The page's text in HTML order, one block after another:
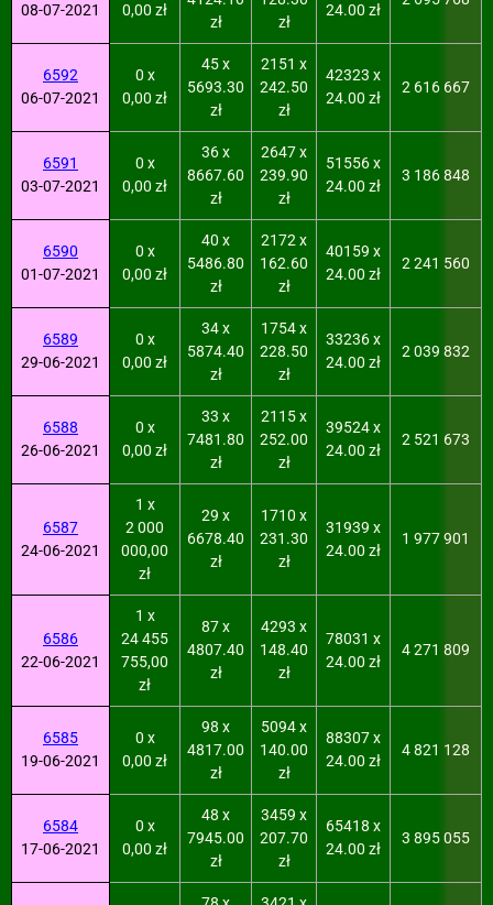
08-07-2021
0,00 zł
zł
zł
24.00 zł
6592
06-07-2021
0 x
0,00 zł
45 x
5693.30
zł
2151 x
242.50
zł
42323 x
24.00 zł
2 616 667
6591
03-07-2021
0 x
0,00 zł
36 x
8667.60
zł
2647 x
239.90
zł
51556 x
24.00 zł
3 186 848
6590
01-07-2021
0 x
0,00 zł
40 x
5486.80
zł
2172 x
162.60
zł
40159 x
24.00 zł
2 241 560
6589
29-06-2021
0 x
0,00 zł
34 x
5874.40
zł
1754 x
228.50
zł
33236 x
24.00 zł
2 039 832
6588
26-06-2021
0 x
0,00 zł
33 x
7481.80
zł
2115 x
252.00
zł
39524 x
24.00 zł
2 521 673
6587
24-06-2021
1 x
2 000
000,00
zł
29 x
6678.40
zł
1710 x
231.30
zł
31939 x
24.00 zł
1 977 901
6586
22-06-2021
1 x
24 455
755,00
zł
87 x
4807.40
zł
4293 x
148.40
zł
78031 x
24.00 zł
4 271 809
6585
19-06-2021
0 x
0,00 zł
98 x
4817.00
zł
5094 x
140.00
zł
88307 x
24.00 zł
4 821 128
6584
17-06-2021
0 x
0,00 zł
48 x
7945.00
zł
3459 x
207.70
zł
65418 x
24.00 zł
3 895 055